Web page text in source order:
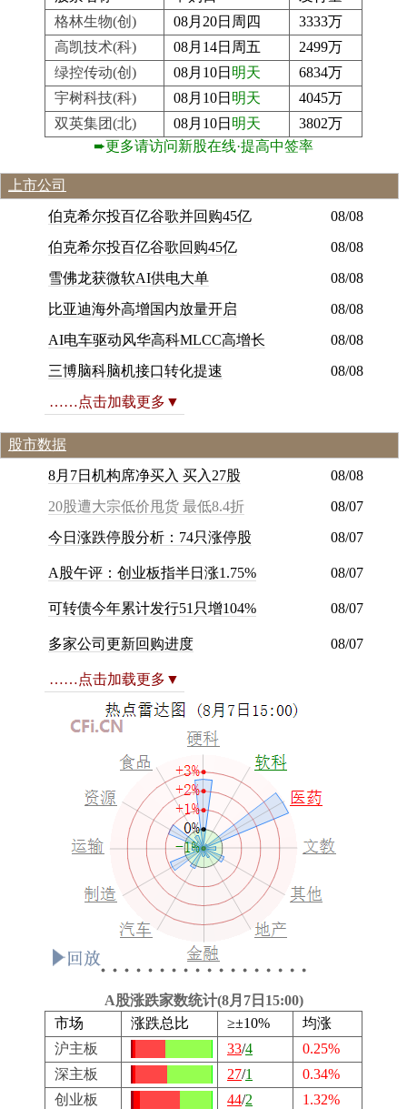
格林生物(创)
08月20日周四
3333万
高凯技术(科)
08月14日周五
2499万
绿控传动(创)
08月10日 明天
6834万
宇树科技(科)
08月10日 明天
4045万
双英集团(北)
08月10日 明天
3802万
➨更多请访问新股在线·提高中签率
上市公司
伯克希尔投百亿谷歌并回购45亿
08/08
伯克希尔投百亿谷歌回购45亿
08/08
雪佛龙获微软AI供电大单
08/08
比亚迪海外高增国内放量开启
08/08
AI电车驱动风华高科MLCC高增长
08/08
三博脑科脑机接口转化提速
08/08
……点击加载更多▼
股市数据
8月7日机构席净买入 买入27股
08/08
20股遭大宗低价甩货 最低8.4折
08/07
今 日 涨跌停股分析 ： 74只涨停股 08/07
A 股午评 ： 创 业板指半日 涨1 .75% 08/07
可转债今年累计发行51 只增104% 08/07
多家公司 更新回 购进度 08/07
……点击加载更多▼
A股涨跌家数统计(8月7日15:00)
市场
涨跌总比 ≥±10%
均涨
沪主板
33/4
0.25%
深主板
27/1
0.34%
创业板
44/2
1.32%